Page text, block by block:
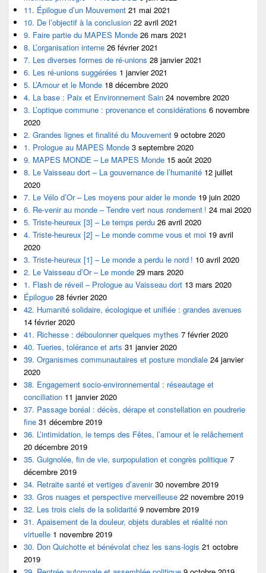
11. Épilogue d’un Mouvement 21 mai 2021
10. De l’objectif à la conclusion 22 avril 2021
9. Faire partie du MAPES Monde 26 mars 2021
8. L’organisation interne 26 février 2021
7. Les diverses formes de ré-unions 28 janvier 2021
6. Les ré-unions suggérées 1 janvier 2021
5. L’Amour et le Monde 18 décembre 2020
4. La base : Paix et Environnement Sain 24 novembre 2020
3. L’optique commune : provenance et considérations 6 novembre
2020
2. Grandes lignes et finalité du Mouvement 9 octobre 2020
1. Prologue au MAPES Monde 3 septembre 2020
9. MAPES MONDE – Le MAPES Monde 15 août 2020
8. Le Vaisseau dort – La gouvernance de l’humanité 12 juillet
2020
7. Le Vélo d’Or – Les moyens pour aider le monde 19 juin 2020
6. Re-venir au monde – Tendre vert nous rondement ! 24 mai 2020
5. Triste-heureux [3] – Le temps perdu 26 avril 2020
4. Triste-heureux [2] – Le monde comme vous et moi 19 avril
2020
3. Triste-heureux [1] – Le monde a perdu le nord ! 10 avril 2020
2. Le Vaisseau d’Or – Le monde 29 mars 2020
1. Flash de réveil – Prologue au Vaisseau dort 13 mars 2020
Épilogue 28 février 2020
42. Humanité solidaire, écologique et unifiée : grandes avenues
14 février 2020
41. Richesse : déboulonner quelques mythes 7 février 2020
40. Tueries, tolérance et arts 31 janvier 2020
39. Organismes communautaires et posture mondiale 24 janvier
2020
38. Engagement socio-environnemental : réseautage et
conciliation 11 janvier 2020
37. Passage boréal : décès, dérape et constellation en poudrerie
fine 31 décembre 2019
36. L’intimidation, le temps des Fêtes, l’amour et le relâchement
20 décembre 2019
35. Guignolée, fin de vie, surpopulation et congrès politique 7
décembre 2019
34. Retraite santé et vertiges d’avenir 30 novembre 2019
33. Gros nuages et perspective merveilleuse 22 novembre 2019
32. Les trois ciels de la solidarité 9 novembre 2019
31. Apaisement de la douleur, objets durables et réalité non
virtuelle 1 novembre 2019
30. Don Quichotte et bénévolat chez les sans-logis 21 octobre
2019